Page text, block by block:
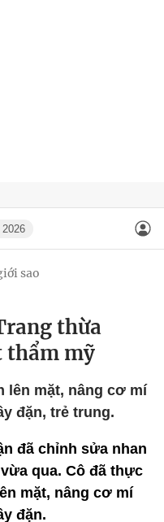
sao
thừa
thẩm mỹ
lên mặt, nâng cơ mí
đặn, trẻ trung.
đã chỉnh sửa nhan
qua. Cô đã thực
mặt, nâng cơ mí
đặn.